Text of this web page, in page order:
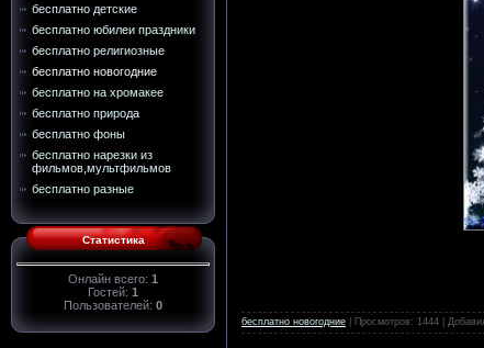
бесплатно детские
бесплатно юбилеи праздники
бесплатно религиозные
бесплатно новогодние
бесплатно на хромакее
бесплатно природа
бесплатно фоны
бесплатно нарезки из
фильмов,мультфильмов
бесплатно разные
Статистика
Онлайн всего: 1
Гостей: 1
Пользователей: 0
бесплатно новогодние | Просмотров: 1444 |